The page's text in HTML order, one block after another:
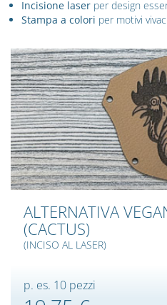
Incisione laser per design
Stampa a colori per motivi
ALTERNATIVA
(CACTUS)
(INCISO AL LASER)
p. es. 10 pezzi